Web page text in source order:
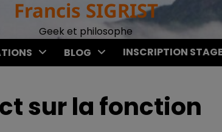
Francis SIGRIST
Geek et philosophe
BLOG INSCRIPTION STAGE
sur la fonction